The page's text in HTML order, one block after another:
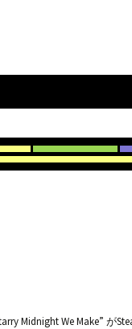
Midnight We Make”